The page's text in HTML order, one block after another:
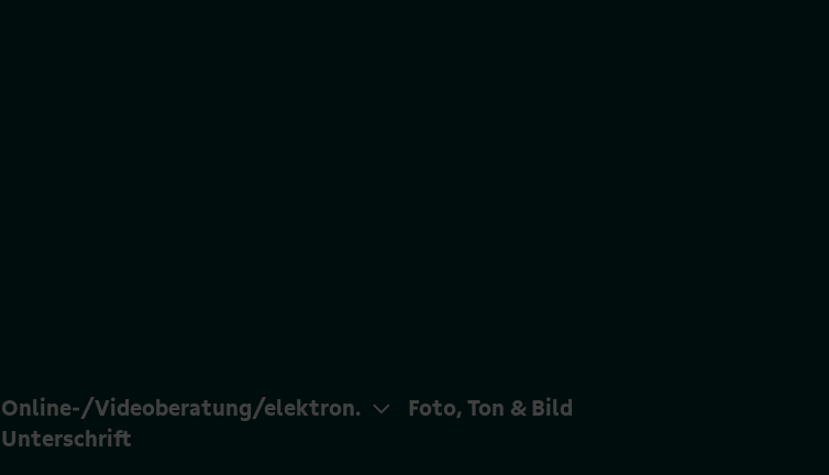
Online-/Videoberatung/elektron.
Unterschrift
Foto, Ton & Bild